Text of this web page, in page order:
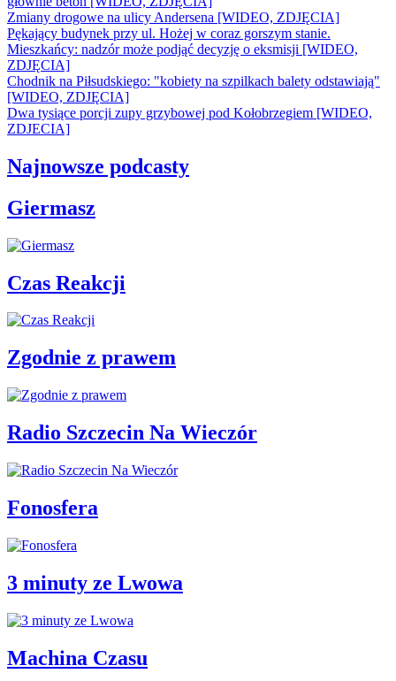
Zmiany drogowe na ulicy Andersena [WIDEO, ZDJĘCIA]
Pękający budynek przy ul. Hożej w coraz gorszym stanie.
Mieszkańcy: nadzór może podjąć decyzję o eksmisji [WIDEO,
ZDJĘCIA]
Chodnik na Piłsudskiego: "kobiety na szpilkach balety odstawiają"
[WIDEO, ZDJĘCIA]
Dwa tysiące porcji zupy grzybowej pod Kołobrzegiem [WIDEO,
ZDJECIA]
Najnowsze podcasty
Giermasz
Czas Reakcji
Zgodnie z prawem
Radio Szczecin Na Wieczór
Fonosfera
3 minuty ze Lwowa
Machina Czasu